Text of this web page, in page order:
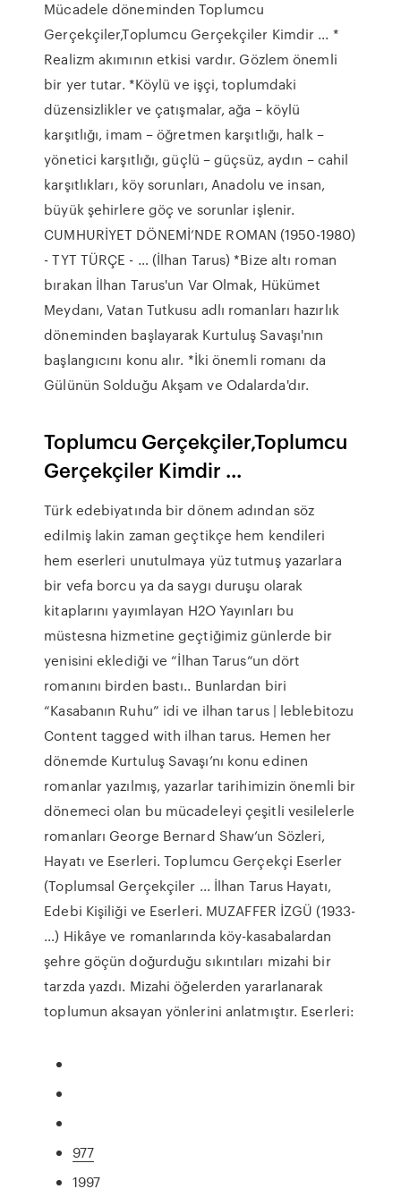
Mücadele döneminden Toplumcu
Gerçekçiler,Toplumcu Gerçekçiler Kimdir ... *
Realizm akımının etkisi vardır. Gözlem önemli
bir yer tutar. *Köylü ve işçi, toplumdaki
düzensizlikler ve çatışmalar, ağa – köylü
karşıtlığı, imam – öğretmen karşıtlığı, halk –
yönetici karşıtlığı, güçlü – güçsüz, aydın – cahil
karşıtlıkları, köy sorunları, Anadolu ve insan,
büyük şehirlere göç ve sorunlar işlenir.
CUMHURİYET DÖNEMİ’NDE ROMAN (1950-1980)
- TYT TÜRÇE - … (İlhan Tarus) *Bize altı roman
bırakan İlhan Tarus'un Var Olmak, Hükümet
Meydanı, Vatan Tutkusu adlı romanları hazırlık
döneminden başlayarak Kurtuluş Savaşı'nın
başlangıcını konu alır. *İki önemli romanı da
Gülünün Solduğu Akşam ve Odalarda'dır.
Toplumcu Gerçekçiler,Toplumcu
Gerçekçiler Kimdir ...
Türk edebiyatında bir dönem adından söz
edilmiş lakin zaman geçtikçe hem kendileri
hem eserleri unutulmaya yüz tutmuş yazarlara
bir vefa borcu ya da saygı duruşu olarak
kitaplarını yayımlayan H2O Yayınları bu
müstesna hizmetine geçtiğimiz günlerde bir
yenisini eklediği ve “İlhan Tarus“un dört
romanını birden bastı.. Bunlardan biri
“Kasabanın Ruhu” idi ve ilhan tarus | leblebitozu
Content tagged with ilhan tarus. Hemen her
dönemde Kurtuluş Savaşı’nı konu edinen
romanlar yazılmış, yazarlar tarihimizin önemli bir
dönemeci olan bu mücadeleyi çeşitli vesilelerle
romanları George Bernard Shaw’un Sözleri,
Hayatı ve Eserleri. Toplumcu Gerçekçi Eserler
(Toplumsal Gerçekçiler ... İlhan Tarus Hayatı,
Edebi Kişiliği ve Eserleri. MUZAFFER İZGÜ (1933-
…) Hikâye ve romanlarında köy-kasabalardan
şehre göçün doğurduğu sıkıntıları mizahi bir
tarzda yazdı. Mizahi öğelerden yararlanarak
toplumun aksayan yönlerini anlatmıştır. Eserleri:
977
1997